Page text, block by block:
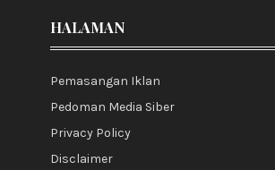
HALAMAN
Pemasangan Iklan
Pedoman Media Siber
Privacy Policy
Disclaimer